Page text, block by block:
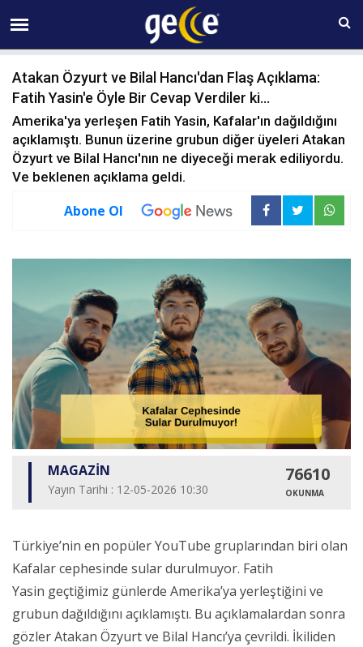
08 AĞUSTOS Cumartesi 15:42
Atakan Özyurt ve Bilal Hancı'dan Flaş Açıklama:
Fatih Yasin'e Öyle Bir Cevap Verdiler ki...
Amerika'ya yerleşen Fatih Yasin, Kafalar'ın dağıldığını
açıklamıştı. Bunun üzerine grubun diğer üyeleri Atakan
Özyurt ve Bilal Hancı'nın ne diyeceği merak ediliyordu.
Ve beklenen açıklama geldi.
Abone Ol
MAGAZİN
Yayın Tarihi : 12-05-2026 10:30
76610
OKUNMA
Türkiye’nin en popüler YouTube gruplarından biri olan
Kafalar cephesinde sular durulmuyor. Fatih
Yasin geçtiğimiz günlerde Amerika’ya yerleştiğini ve
grubun dağıldığını açıklamıştı. Bu açıklamalardan sonra
gözler Atakan Özyurt ve Bilal Hancı’ya çevrildi. İkiliden